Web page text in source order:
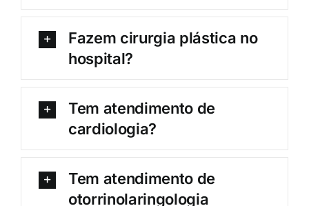
Fazem cirurgia plástica no
hospital?
Tem atendimento de
cardiologia?
Tem atendimento de
otorrinolaringologia